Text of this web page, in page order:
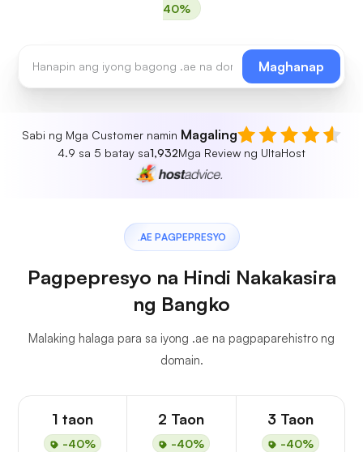
40%
Maghanap
Sabi ng Mga Customer namin Magaling
4.9 sa 5 batay sa1,932Mga Review ng UltaHost
.AE PAGPEPRESYO
Pagpepresyo na Hindi Nakakasira
ng Bangko
Malaking halaga para sa iyong .ae na pagpaparehistro ng
domain.
1 taon
-40%
2 Taon
-40%
3 Taon
-40%